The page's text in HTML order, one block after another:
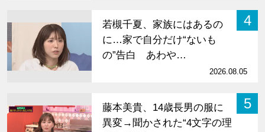
4
若槻千夏、家族にはあるの
に…家で自分だけ“ないも
の”告白 あわや…
2026.08.05
5
藤本美貴、14歳長男の服に
異変→聞かされた“4文字の理